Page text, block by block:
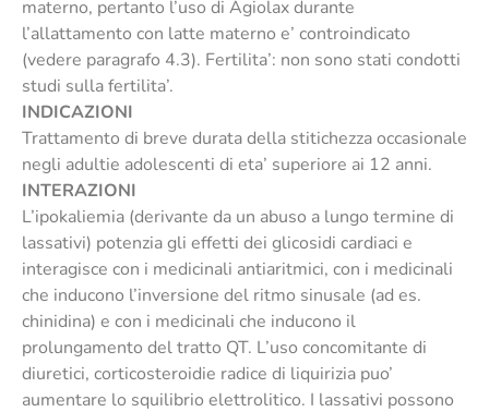
materno, pertanto l’uso di Agiolax durante
l’allattamento con latte materno e’ controindicato
(vedere paragrafo 4.3). Fertilita’: non sono stati condotti
studi sulla fertilita’.
INDICAZIONI
Trattamento di breve durata della stitichezza occasionale
negli adultie adolescenti di eta’ superiore ai 12 anni.
INTERAZIONI
L’ipokaliemia (derivante da un abuso a lungo termine di
lassativi) potenzia gli effetti dei glicosidi cardiaci e
interagisce con i medicinali antiaritmici, con i medicinali
che inducono l’inversione del ritmo sinusale (ad es.
chinidina) e con i medicinali che inducono il
prolungamento del tratto QT. L’uso concomitante di
diuretici, corticosteroidie radice di liquirizia puo’
aumentare lo squilibrio elettrolitico. I lassativi possono